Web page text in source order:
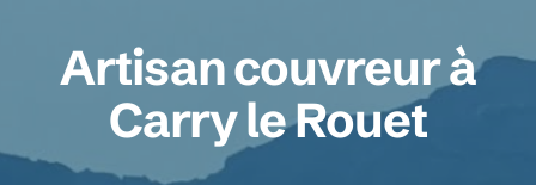
Artisan couvreur à
Carry le Rouet